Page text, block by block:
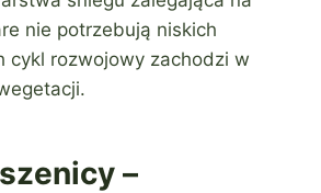
nie potrzebują niskich
cykl rozwojowy zachodzi w
–